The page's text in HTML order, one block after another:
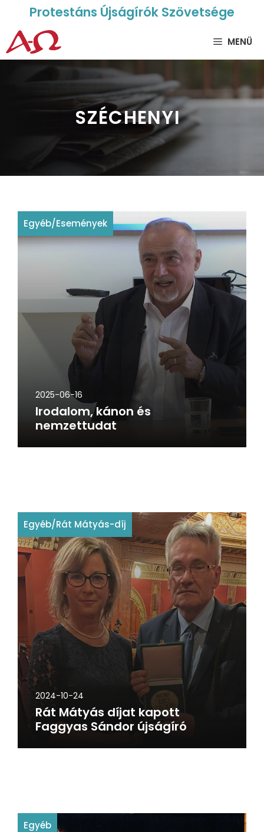
Protestáns Újságírók Szövetsége
MENÜ
SZÉCHENYI
Egyéb/Események
2025-06-16
Irodalom, kánon és
nemzettudat
Egyéb/Rát Mátyás-díj
2024-10-24
Rát Mátyás díjat kapott
Faggyas Sándor újságíró
Egyéb